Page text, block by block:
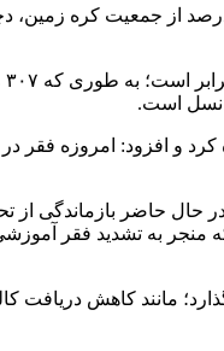
مرد و ۳۰۶ میلیون نفر زن با این
و افزود: امروزه فقر در
حال حاضر بازماندگی
به تشدید فقر آموزشی
مانند کاهش